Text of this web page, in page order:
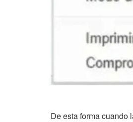
De esta forma cuando